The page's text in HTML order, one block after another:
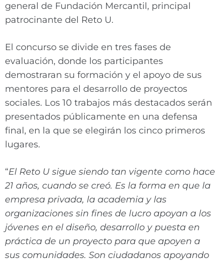
general de Fundación Mercantil, principal
patrocinante del Reto U.
El concurso se divide en tres fases de
evaluación, donde los participantes
demostraran su formación y el apoyo de sus
mentores para el desarrollo de proyectos
sociales. Los 10 trabajos más destacados serán
presentados públicamente en una defensa
final, en la que se elegirán los cinco primeros
lugares.
“El Reto U sigue siendo tan vigente como hace
21 años, cuando se creó. Es la forma en que la
empresa privada, la academia y las
organizaciones sin fines de lucro apoyan a los
jóvenes en el diseño, desarrollo y puesta en
práctica de un proyecto para que apoyen a
sus comunidades. Son ciudadanos apoyando